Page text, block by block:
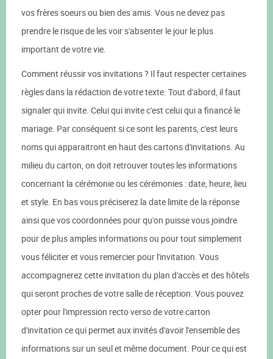
vos frères soeurs ou bien des amis. Vous ne devez pas
prendre le risque de les voir s'absenter le jour le plus
important de votre vie.
Comment réussir vos invitations ? Il faut respecter certaines
règles dans la rédaction de votre texte. Tout d'abord, il faut
signaler qui invite. Celui qui invite c'est celui qui a financé le
mariage. Par conséquent si ce sont les parents, c'est leurs
noms qui apparaitront en haut des cartons d'invitations. Au
milieu du carton, on doit retrouver toutes les informations
concernant la cérémonie ou les cérémonies : date, heure, lieu
et style. En bas vous préciserez la date limite de la réponse
ainsi que vos coordonnées pour qu'on puisse vous joindre
pour de plus amples informations ou pour tout simplement
vous féliciter et vous remercier pour l'invitation. Vous
accompagnerez cette invitation du plan d'accès et des hôtels
qui seront proches de votre salle de réception. Vous pouvez
opter pour l'impression recto verso de votre carton
d'invitation ce qui permet aux invités d'avoir l'ensemble des
informations sur un seul et même document. Pour ce qui est